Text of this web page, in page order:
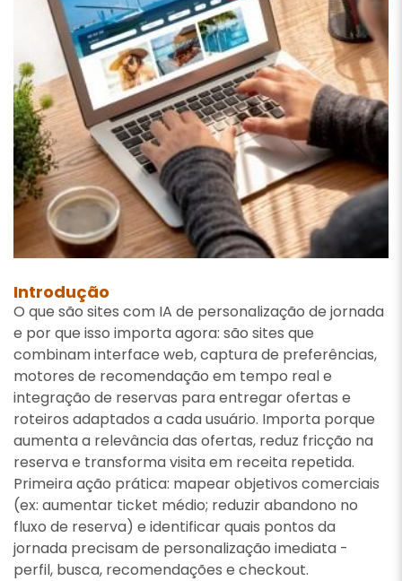
Introdução
O que são sites com IA de personalização de jornada
e por que isso importa agora: são sites que
combinam interface web, captura de preferências,
motores de recomendação em tempo real e
integração de reservas para entregar ofertas e
roteiros adaptados a cada usuário. Importa porque
aumenta a relevância das ofertas, reduz fricção na
reserva e transforma visita em receita repetida.
Primeira ação prática: mapear objetivos comerciais
(ex: aumentar ticket médio; reduzir abandono no
fluxo de reserva) e identificar quais pontos da
jornada precisam de personalização imediata -
perfil, busca, recomendações e checkout.